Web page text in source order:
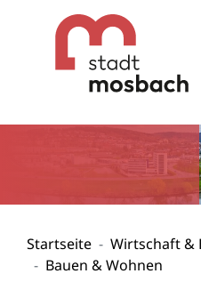
Gehe zum
Gehe zum Inhalt
Startseite
Wirtschaft &
Bauen & Wohnen